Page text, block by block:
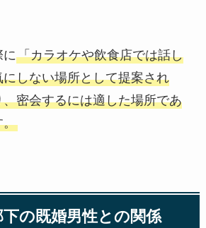
「カラオケや飲食店では話し
しない場所として提案され
密会するには適した場所であ
。
下の既婚男性との関係